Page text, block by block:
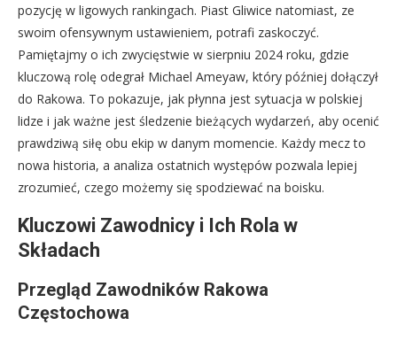
pozycję w ligowych rankingach. Piast Gliwice natomiast, ze
swoim ofensywnym ustawieniem, potrafi zaskoczyć.
Pamiętajmy o ich zwycięstwie w sierpniu 2024 roku, gdzie
kluczową rolę odegrał Michael Ameyaw, który później dołączył
do Rakowa. To pokazuje, jak płynna jest sytuacja w polskiej
lidze i jak ważne jest śledzenie bieżących wydarzeń, aby ocenić
prawdziwą siłę obu ekip w danym momencie. Każdy mecz to
nowa historia, a analiza ostatnich występów pozwala lepiej
zrozumieć, czego możemy się spodziewać na boisku.
Kluczowi Zawodnicy i Ich Rola w
Składach
Przegląd Zawodników Rakowa
Częstochowa